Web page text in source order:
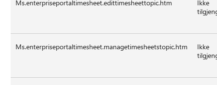
Ms.enterpriseportaltimesheet.edittimesheettopic.htm
Ikke
Ms.enterpriseportaltimesheet.managetimesheetstopic.htm
Ikke